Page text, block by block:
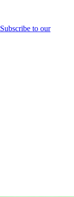
Subscribe to our